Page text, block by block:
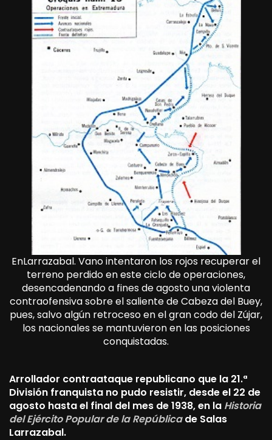
EnLarrazabal. Vano intentaron los rojos recuperar el
terreno perdido en este ciclo de operaciones,
desencadenando a fines de agosto una violenta
contraofensiva sobre el saliente de Cabeza del Buey,
pues, salvo algún retroceso en el gran codo del Zújar,
los nacionales se mantuvieron en las posiciones
conquistadas.
Arrollador contraataque republicano que la 21.ª
División franquista no pudo resistir, desde el 22 de
agosto hasta el final del mes de 1938, en la Historia
del Ejército Popular de la Repúblicade Salas
Larrazabal.